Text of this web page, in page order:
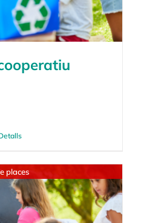
places